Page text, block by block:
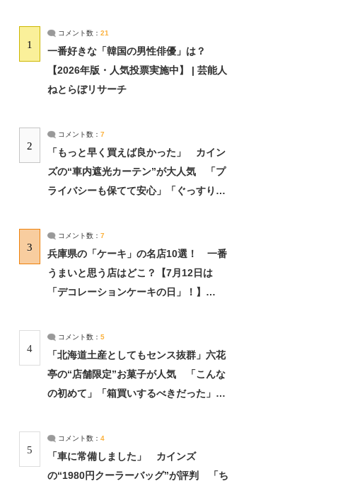
1
コメント数： 21
一番好きな「韓国の男性俳優」は？
【2026年版・人気投票実施中】 | 芸能人
ねとらぼリサーチ
2
コメント数： 7
「もっと早く買えば良かった」 カイン
ズの“車内遮光カーテン”が大人気 「プ
ライバシーも保てて安心」「ぐっすり眠
3
コメント数： 7
兵庫県の「ケーキ」の名店10選！ 一番
うまいと思う店はどこ？【7月12日は
「デコレーションケーキの日」！】
4
コメント数： 5
「北海道土産としてもセンス抜群」六花
亭の“店舗限定”お菓子が人気 「こんな
の初めて」「箱買いするべきだった」
5
コメント数： 4
「車に常備しました」 カインズ
の“1980円クーラーバッグ”が評判 「ち